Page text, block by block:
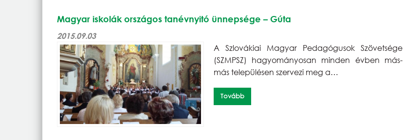
Magyar iskolák országos tanévnyitó ünnepsége – Gúta
2015.09.03
A Szlovákiai Magyar Pedagógusok Szövetsége
(SZMPSZ) hagyományosan minden évben más-
más településen szervezi meg a…
Tovább